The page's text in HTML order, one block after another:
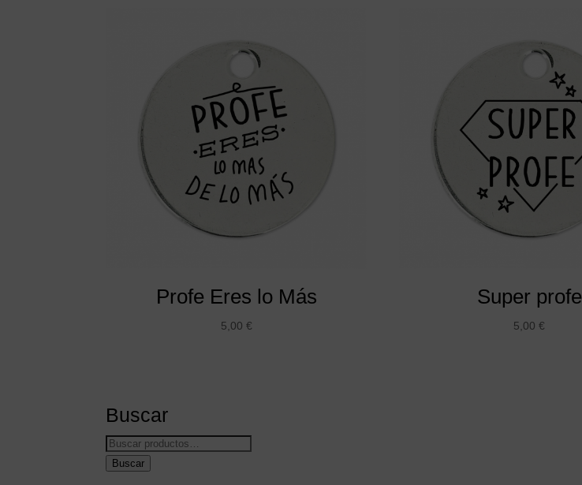
Profe Eres lo Más
5,00 €
Super profe
5,00€
Buscar
Buscar
por:
Buscar